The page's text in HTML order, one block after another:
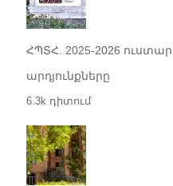
ՀՊՏՀ. 2025-2026
արդյունքները
6.3k դիտում